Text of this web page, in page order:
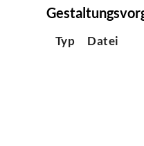
Typ Datei